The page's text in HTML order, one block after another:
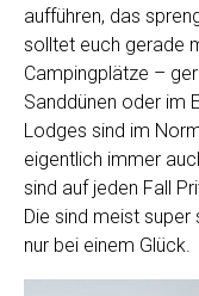
aufführen, das
solltet euch gerade
Campingplätze –
Sanddünen oder im
Lodges sind im
eigentlich immer
sind auf jeden Fall
Die sind meist super
nur bei einem Glück.